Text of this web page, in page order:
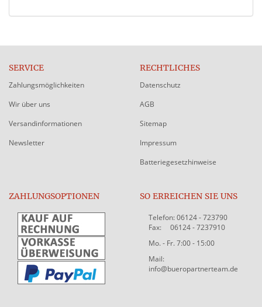
SERVICE
Zahlungsmöglichkeiten
Wir über uns
Versandinformationen
Newsletter
RECHTLICHES
Datenschutz
AGB
Sitemap
Impressum
Batteriegesetzhinweise
ZAHLUNGSOPTIONEN SO ERREICHEN SIE UNS
Telefon: 06124 - 723790
Fax: 06124 - 7237910
Mo. - Fr. 7:00 - 15:00
Mail:
info@bueropartnerteam.de